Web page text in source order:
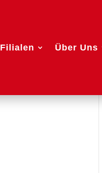
Filialen Über Uns